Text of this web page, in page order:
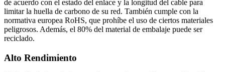
de acuerdo con el estado del enlace y la longitud del cable para
limitar la huella de carbono de su red. También cumple con la
normativa europea RoHS, que prohíbe el uso de ciertos materiales
peligrosos. Además, el 80% del material de embalaje puede ser
reciclado.
Alto Rendimiento